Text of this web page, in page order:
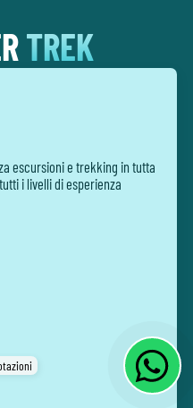
TREK
escursioni e trekking in tutta
i livelli di esperienza